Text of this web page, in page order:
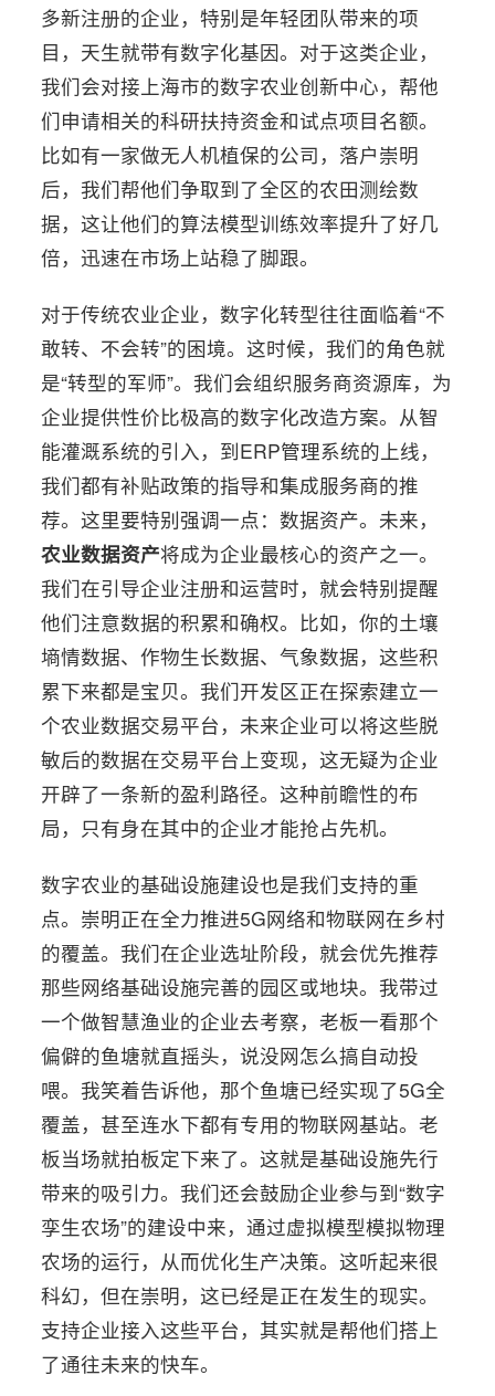
多新注册的企业，特别是年轻团队带来的项
目，天生就带有数字化基因。对于这类企业，
我们会对接上海市的数字农业创新中心，帮他
们申请相关的科研扶持资金和试点项目名额。
比如有一家做无人机植保的公司，落户崇明
后，我们帮他们争取到了全区的农田测绘数
据，这让他们的算法模型训练效率提升了好几
倍，迅速在市场上站稳了脚跟。
对于传统农业企业，数字化转型往往面临着“不
敢转、不会转”的困境。这时候，我们的角色就
是“转型的军师”。我们会组织服务商资源库，为
企业提供性价比极高的数字化改造方案。从智
能灌溉系统的引入，到ERP管理系统的上线，
我们都有补贴政策的指导和集成服务商的推
荐。这里要特别强调一点：数据资产。未来，
农业数据资产将成为企业最核心的资产之一。
我们在引导企业注册和运营时，就会特别提醒
他们注意数据的积累和确权。比如，你的土壤
墒情数据、作物生长数据、气象数据，这些积
累下来都是宝贝。我们开发区正在探索建立一
个农业数据交易平台，未来企业可以将这些脱
敏后的数据在交易平台上变现，这无疑为企业
开辟了一条新的盈利路径。这种前瞻性的布
局，只有身在其中的企业才能抢占先机。
数字农业的基础设施建设也是我们支持的重
点。崇明正在全力推进5G网络和物联网在乡村
的覆盖。我们在企业选址阶段，就会优先推荐
那些网络基础设施完善的园区或地块。我带过
一个做智慧渔业的企业去考察，老板一看那个
偏僻的鱼塘就直摇头，说没网怎么搞自动投
喂。我笑着告诉他，那个鱼塘已经实现了5G全
覆盖，甚至连水下都有专用的物联网基站。老
板当场就拍板定下来了。这就是基础设施先行
带来的吸引力。我们还会鼓励企业参与到“数字
孪生农场”的建设中来，通过虚拟模型模拟物理
农场的运行，从而优化生产决策。这听起来很
科幻，但在崇明，这已经是正在发生的现实。
支持企业接入这些平台，其实就是帮他们搭上
了通往未来的快车。